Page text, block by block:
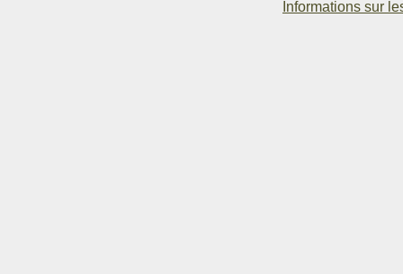
Informations sur